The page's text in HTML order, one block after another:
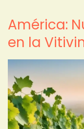
América:
en la